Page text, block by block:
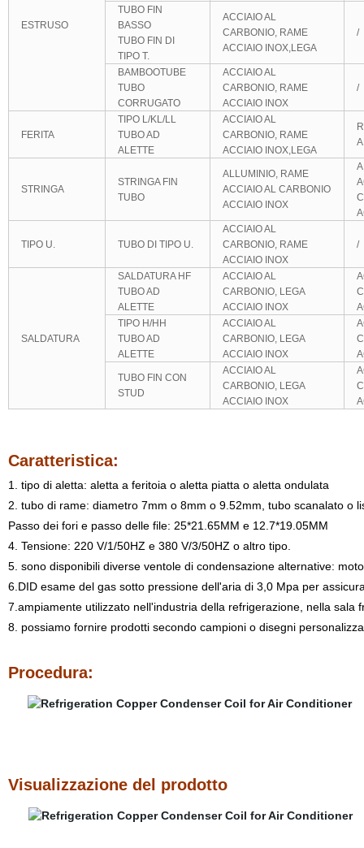
ESTRUSO
TUBO FIN
BASSO
TUBO FIN DI
TIPO T.
ACCIAIO AL
CARBONIO, RAME
ACCIAIO INOX,LEGA
/
BAMBOOTUBE
TUBO
CORRUGATO
ACCIAIO AL
CARBONIO, RAME
ACCIAIO INOX
/
FERITA
TIPO L/KL/LL
TUBO AD
ALETTE
ACCIAIO AL
CARBONIO, RAME
ACCIAIO INOX,LEGA
STRINGA
STRINGA FIN
TUBO
ALLUMINIO, RAME
ACCIAIO AL CARBONIO
ACCIAIO INOX
TIPO U. TUBO DI TIPO U.
ACCIAIO AL
CARBONIO, RAME
ACCIAIO INOX
/
SALDATURA
SALDATURA HF
TUBO AD
ALETTE
ACCIAIO AL
CARBONIO, LEGA
ACCIAIO INOX
TIPO H/HH
TUBO AD
ALETTE
ACCIAIO AL
CARBONIO, LEGA
ACCIAIO INOX
TUBO FIN CON
STUD
ACCIAIO AL
CARBONIO, LEGA
ACCIAIO INOX
Caratteristica:
1. tipo di aletta: aletta a feritoia o aletta piatta o aletta ondulata
2. tubo di rame: diametro 7mm o 8mm o 9.52mm, tubo scanalato o
Passo dei fori e passo delle file: 25*21.65MM e 12.7*19.05MM
4. Tensione: 220 V/1/50HZ e 380 V/3/50HZ o altro tipo.
5. sono disponibili diverse ventole di condensazione alternative:
6.DID esame del gas sotto pressione dell'aria di 3,0 Mpa per
7.ampiamente utilizzato nell'industria della refrigerazione, nella sala
8. possiamo fornire prodotti secondo campioni o disegni
Procedura:
Visualizzazione del prodotto